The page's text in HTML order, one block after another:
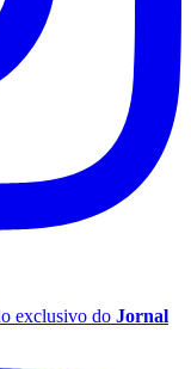
exclusivo do Jornal